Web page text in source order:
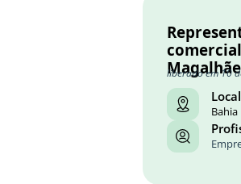
liberado em 10
Local
Bahia